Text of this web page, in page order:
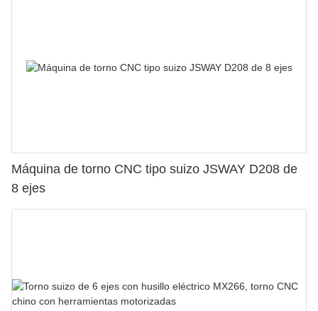
Máquina de torno CNC tipo suizo JSWAY D208 de
8 ejes